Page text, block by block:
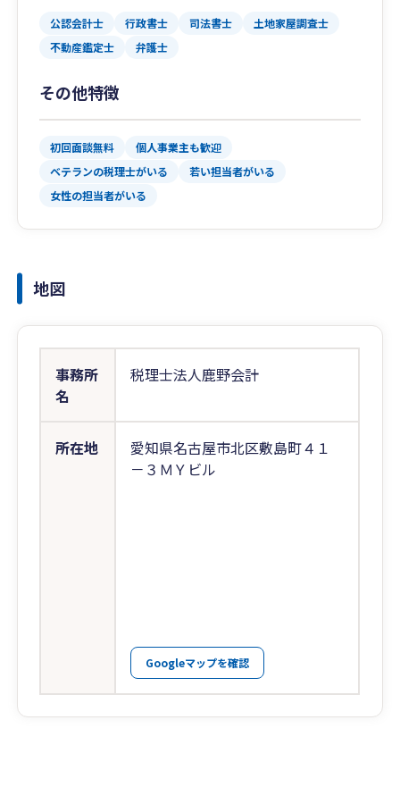
公認会計士 行政書士 司法書士
土地家屋調査士
不動産鑑定士
弁護士
その他特徴
初回面談無料
個人事業主も歓迎
ベテランの税理士がいる
若い担当者がいる
女性の担当者がいる
地図
事務所
名
税理士法人鹿野会計
所在地
愛知県名古屋市北区敷島町４１
－３ＭＹビル
Googleマップを確認